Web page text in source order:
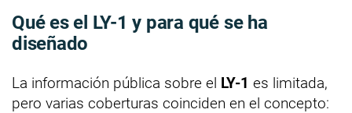
Qué es el LY-1 y para qué se ha
diseñado
La información pública sobre el LY-1 es limitada,
pero varias coberturas coinciden en el concepto: